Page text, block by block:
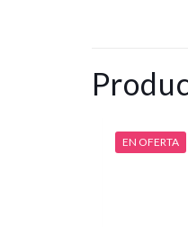
EN OFERTA